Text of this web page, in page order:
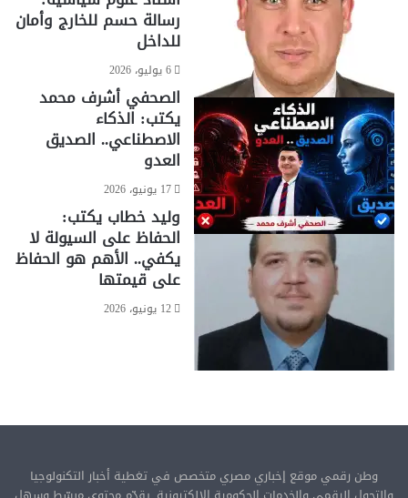
رسالة حسم للخارج وأمان
للداخل
6 يوليو، 2026
الصحفي أشرف محمد
يكتب: الذكاء
الاصطناعي.. الصديق
العدو
17 يونيو، 2026
وليد خطاب يكتب:
الحفاظ على السيولة لا
يكفي.. الأهم هو الحفاظ
على قيمتها
12 يونيو، 2026
وطن رقمي موقع إخباري مصري متخصص في تغطية أخبار التكنولوجيا